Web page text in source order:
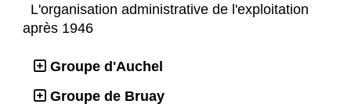
L'organisation administrative de l'exploitation
après 1946
Groupe d'Auchel
Groupe de Bruay